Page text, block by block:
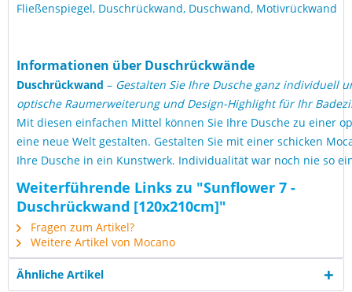
Fließenspiegel, Duschrückwand, Duschwand, Motivrückwand
Informationen über Duschrückwände
Duschrückwand – Gestalten Sie Ihre Dusche ganz individuell
optische Raumerweiterung und Design-Highlight für Ihr
Mit diesen einfachen Mittel können Sie Ihre Dusche zu einer
eine neue Welt gestalten. Gestalten Sie mit einer schicken
Ihre Dusche in ein Kunstwerk. Individualität war noch nie so
Weiterführende Links zu "Sunflower 7 -
Duschrückwand [120x210cm]"
Fragen zum Artikel?
Weitere Artikel von Mocano
Ähnliche Artikel